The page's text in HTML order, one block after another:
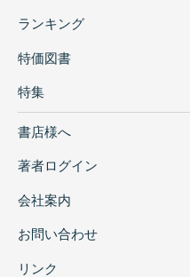
ランキング
特価図書
特集
書店様へ
著者ログイン
会社案内
お問い合わせ
リンク